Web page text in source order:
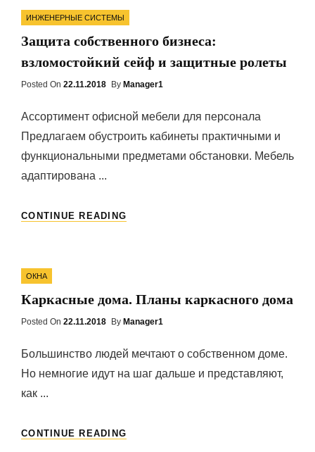
Categories
ИНЖЕНЕРНЫЕ СИСТЕМЫ
Защита собственного бизнеса:
взломостойкий сейф и защитные ролеты
Posted On Posted
22.11.2018 By Manager1
Ассортимент офисной мебели для персонала
Предлагаем обустроить кабинеты практичными и
функциональными предметами обстановки. Мебель
адаптирована ...
CONTINUE READING
ЗАЩИТНЫЕ
Categories
ОКНА
Каркасные дома. Планы каркасного дома
Posted On Posted
22.11.2018 By Manager1
Большинство людей мечтают о собственном доме.
Но немногие идут на шаг дальше и представляют,
как ...
CONTINUE READING